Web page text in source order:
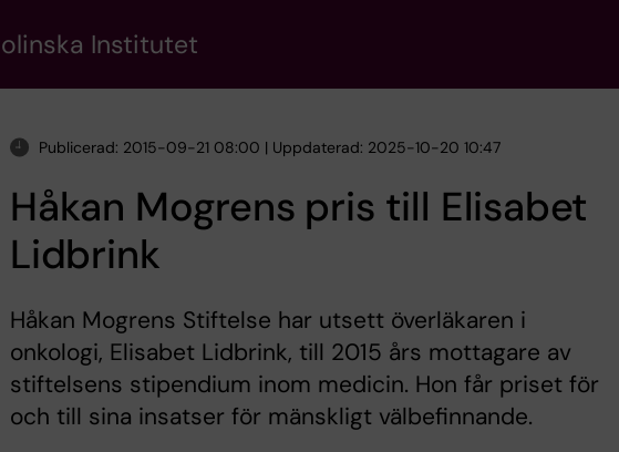
Institutet
Publicerad: 2015-09-21 08:00 | Uppdaterad: 2025-10-20 10:47
Håkan Mogrens pris till Elisabet
Lidbrink
Håkan Mogrens Stiftelse har utsett överläkaren i
onkologi, Elisabet Lidbrink, till 2015 års mottagare av
stiftelsens stipendium inom medicin. Hon får priset för
och till sina insatser för mänskligt välbefinnande.